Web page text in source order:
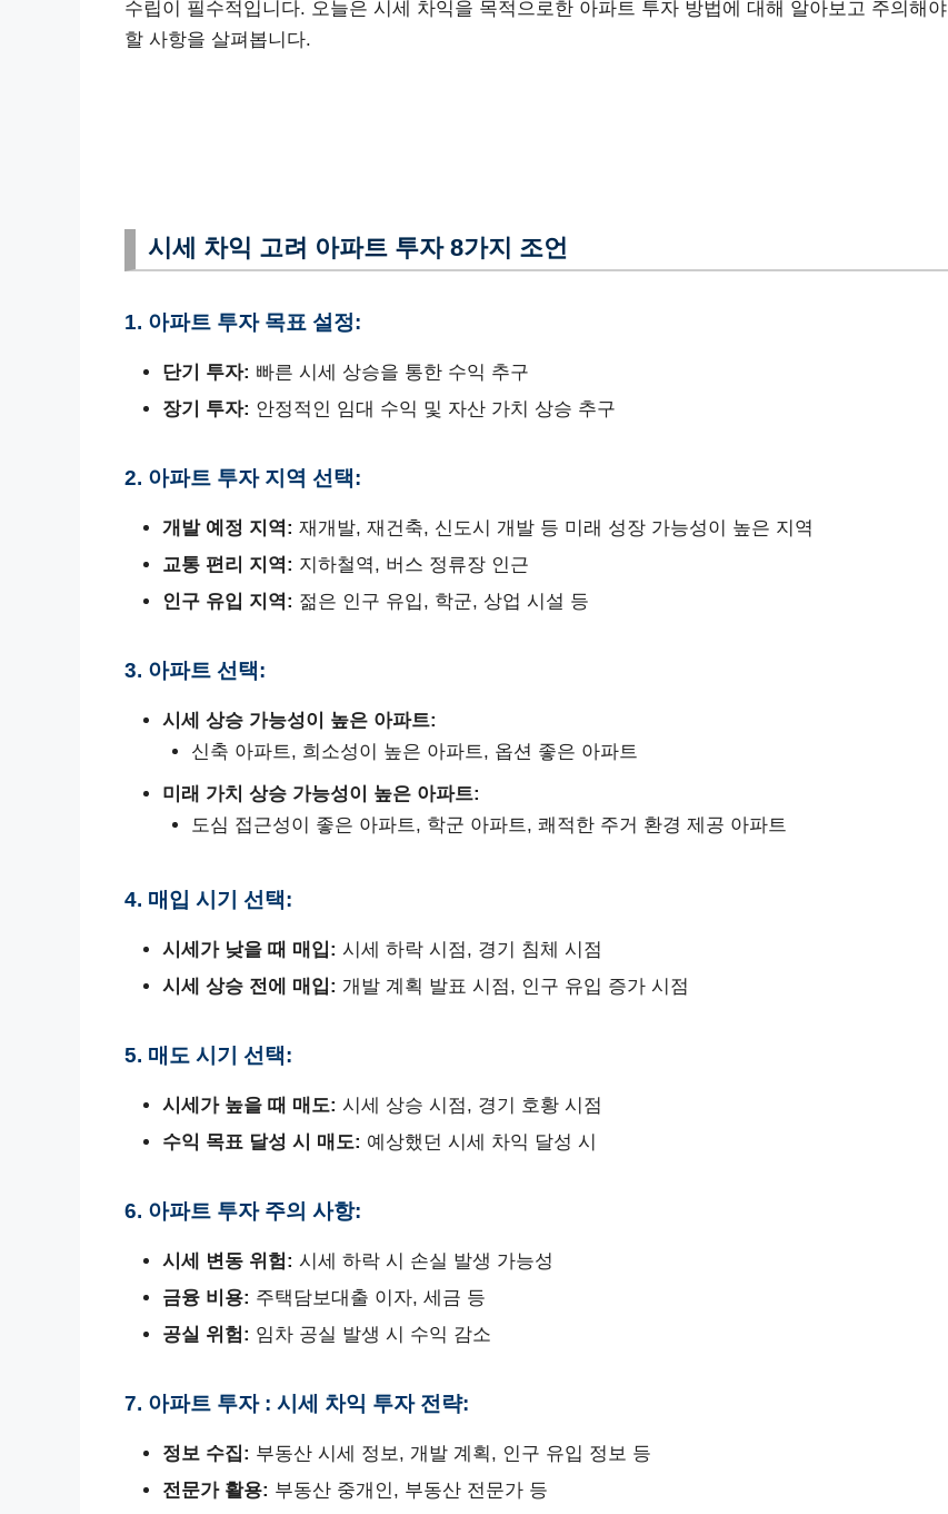
수립이 필수적입니다. 오늘은 시세 차익을 목적으로한 아파트 투자 방법에 대해 알아보고 주의해야
할 사항을 살펴봅니다.
시세 차익 고려 아파트 투자 8가지 조언
1. 아파트 투자 목표 설정:
단기 투자: 빠른 시세 상승을 통한 수익 추구
장기 투자: 안정적인 임대 수익 및 자산 가치 상승 추구
2. 아파트 투자 지역 선택:
개발 예정 지역: 재개발, 재건축, 신도시 개발 등 미래 성장 가능성이 높은 지역
교통 편리 지역: 지하철역, 버스 정류장 인근
인구 유입 지역: 젊은 인구 유입, 학군, 상업 시설 등
3. 아파트 선택:
시세 상승 가능성이 높은 아파트:
신축 아파트, 희소성이 높은 아파트, 옵션 좋은 아파트
미래 가치 상승 가능성이 높은 아파트:
도심 접근성이 좋은 아파트, 학군 아파트, 쾌적한 주거 환경 제공 아파트
4. 매입 시기 선택:
시세가 낮을 때 매입: 시세 하락 시점, 경기 침체 시점
시세 상승 전에 매입: 개발 계획 발표 시점, 인구 유입 증가 시점
5. 매도 시기 선택:
시세가 높을 때 매도: 시세 상승 시점, 경기 호황 시점
수익 목표 달성 시 매도: 예상했던 시세 차익 달성 시
6. 아파트 투자 주의 사항:
시세 변동 위험: 시세 하락 시 손실 발생 가능성
금융 비용: 주택담보대출 이자, 세금 등
공실 위험: 임차 공실 발생 시 수익 감소
7. 아파트 투자 : 시세 차익 투자 전략:
정보 수집: 부동산 시세 정보, 개발 계획, 인구 유입 정보 등
전문가 활용: 부동산 중개인, 부동산 전문가 등